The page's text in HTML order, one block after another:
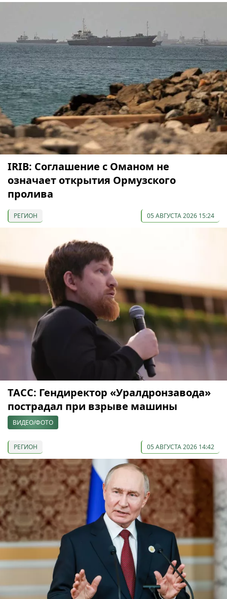
IRIB: Соглашение с Оманом не
означает открытия Ормузского
пролива
РЕГИОН 05 АВГУСТА 2026 15:24
ТАСС: Гендиректор «Уралдронзавода»
пострадал при взрыве машины
ВИДЕО/ФОТО
РЕГИОН 05 АВГУСТА 2026 14:42